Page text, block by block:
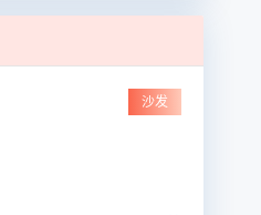
沙发